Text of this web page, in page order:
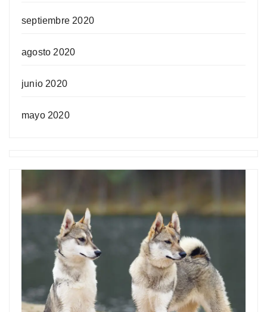
septiembre 2020
agosto 2020
junio 2020
mayo 2020